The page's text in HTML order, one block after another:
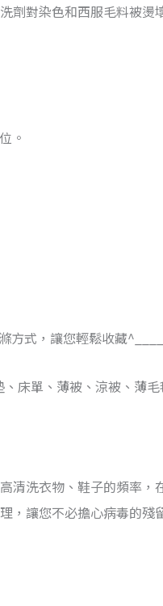
對染色和西服毛料被
。
方式，讓您輕鬆收藏
床單、薄被、涼被、薄
洗衣物、鞋子的頻率
，讓您不必擔心病毒的殘